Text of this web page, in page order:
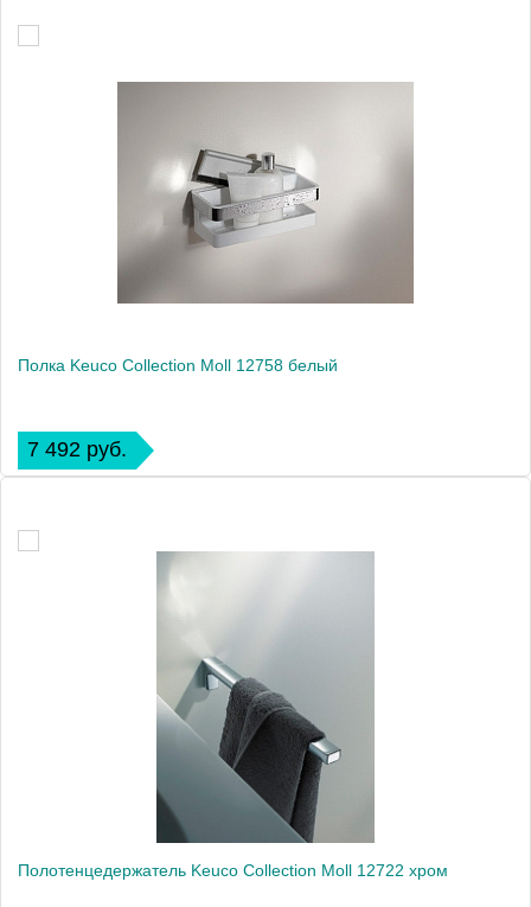
Полка Keuco Collection Moll 12758 белый
7 492 руб.
Полотенцедержатель Keuco Collection Moll 12722 хром